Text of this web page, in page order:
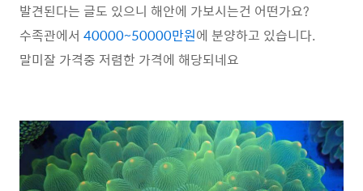
발견된다는 글도 있으니 해안에 가보시는건 어떤가요?
수족관에서 40000~50000만원에 분양하고 있습니다.
말미잘 가격중 저렴한 가격에 해당되네요